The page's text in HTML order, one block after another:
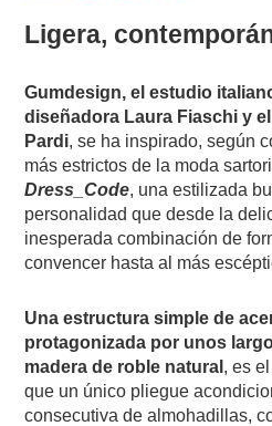
Ligera,
Gumdesign, el estudio
diseñadora Laura Fiaschi y
Pardi, se ha inspirado, según
más estrictos de la moda
Dress_Code, una estilizada
personalidad que desde la
inesperada combinación de
convencer hasta al más
Una estructura simple de
protagonizada por unos
madera de roble natural , es
que un único pliegue
consecutiva de almohadillas,